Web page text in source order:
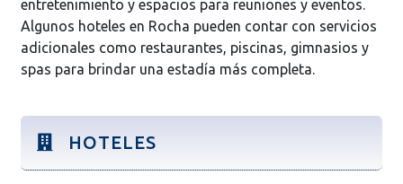
entretenimiento y espacios para reuniones y eventos.
Algunos hoteles en Rocha pueden contar con servicios
adicionales como restaurantes, piscinas, gimnasios y
spas para brindar una estadía más completa.
HOTELES